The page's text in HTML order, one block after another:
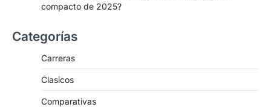
compacto de 2025?
Categorías
Carreras
Clasicos
Comparativas